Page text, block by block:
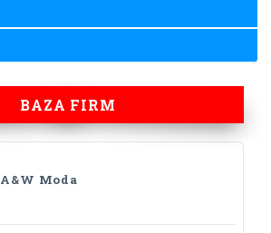
BAZA FIRM
A&W Moda